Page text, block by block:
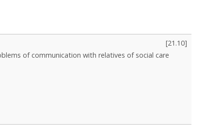
[21.10]
of communication with relatives of social care